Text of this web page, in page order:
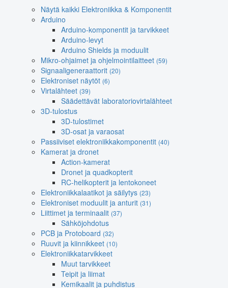
Näytä kaikki Elektroniikka & Komponentit
Arduino
Arduino-komponentit ja tarvikkeet
Arduino-levyt
Arduino Shields ja moduulit
Mikro-ohjaimet ja ohjelmointilaitteet (59)
Signaaligeneraattorit (20)
Elektroniset näytöt (6)
Virtalähteet (39)
Säädettävät laboratoriovirtalähteet
3D-tulostus
3D-tulostimet
3D-osat ja varaosat
Passiiviset elektroniikkakomponentit (40)
Kamerat ja dronet
Action-kamerat
Dronet ja quadkopterit
RC-helikopterit ja lentokoneet
Elektroniikkalaatikot ja säilytys (23)
Elektroniset moduulit ja anturit (31)
Liittimet ja terminaalit (37)
Sähköjohdotus
PCB ja Protoboard (32)
Ruuvit ja kiinnikkeet (10)
Elektroniikkatarvikkeet
Muut tarvikkeet
Teipit ja liimat
Kemikaalit ja puhdistus